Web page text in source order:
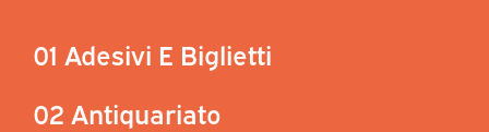
01 Adesivi E Biglietti
02 Antiquariato